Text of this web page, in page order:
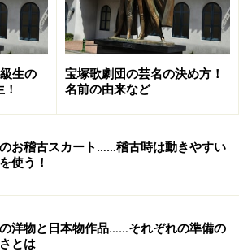
はるひ TBS 21:00～「世界ふしぎ発
はるひ BS-TBS 20:54～「TIMEisLIFE
しょうこ NHK BSプレミアム 22:00
識～カラダのヒミツ～選」
涼帆 他 WOWOW 17:30～「宝塚プル
生の
宝塚歌劇団の芸名の決め方！
名前の由来など
お稽古スカート……稽古時は動きやすい
使う！
洋物と日本物作品……それぞれの準備の
とは